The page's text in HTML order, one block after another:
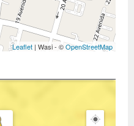
Leaflet | Wasi - ©OpenStreetMap